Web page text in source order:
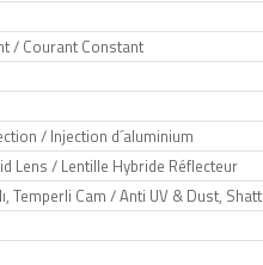
/ Courant Constant
/ Injection d´aluminium
Lens / Lentille Hybride Réflecteur
Temperli Cam / Anti UV & Dust,